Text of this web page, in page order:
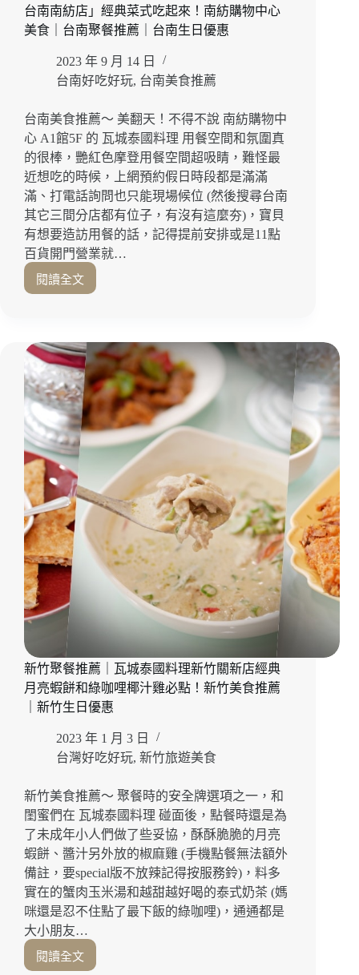
台南南紡店」經典菜式吃起來！南紡購物中心
美食｜台南聚餐推薦｜台南生日優惠
2023 年 9 月 14 日
台南好吃好玩, 台南美食推薦
台南美食推薦～ 美翻天！不得不說 南紡購物中
心 A1館5F 的 瓦城泰國料理 用餐空間和氛圍真
的很棒，艷紅色摩登用餐空間超吸睛，難怪最
近想吃的時候，上網預約假日時段都是滿滿
滿、打電話詢問也只能現場候位 (然後搜尋台南
其它三間分店都有位子，有沒有這麼夯)，寶貝
有想要造訪用餐的話，記得提前安排或是11點
百貨開門營業就…
閱讀全文
台
｜
艷
紅
色
摩
登
用
餐
空
間
超
吸
睛
「瓦
城
台
南
南
紡
店」
經
典
式
吃
來！
南
紡
購
物
中
心
美
食
｜
台
新竹聚餐推薦｜瓦城泰國料理新竹關新店經典
月亮蝦餅和綠咖哩椰汁雞必點！新竹美食推薦
｜新竹生日優惠
2023 年 1 月 3 日
台灣好吃好玩, 新竹旅遊美食
新竹美食推薦～ 聚餐時的安全牌選項之一，和
閨蜜們在 瓦城泰國料理 碰面後，點餐時還是為
了未成年小人們做了些妥協，酥酥脆脆的月亮
蝦餅、醬汁另外放的椒麻雞 (手機點餐無法額外
備註，要special版不放辣記得按服務鈴)，料多
實在的蟹肉玉米湯和越甜越好喝的泰式奶茶 (媽
咪還是忍不住點了最下飯的綠咖哩)，通通都是
大小朋友…
閱讀全文
新